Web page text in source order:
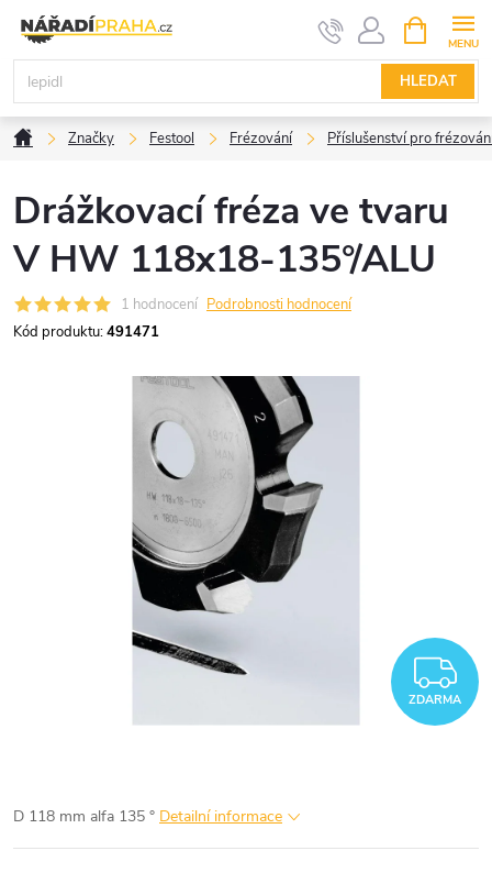
obsah
HLEDAT
NÁKUPNÍ
KOŠÍK
DomůZnačky Festool Frézování Příslušenství pro
Drážkovací fréza ve tvaru
V HW 118x18-135°/ALU
1 hodnocení Podrobnosti hodnocení
Kód produktu:491471
ZDARMA
D 118 mm alfa 135 ° Detailní informace